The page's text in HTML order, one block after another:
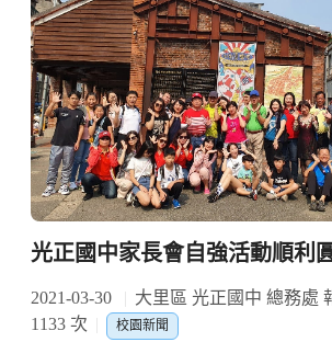
光正國中家長會自強活動順利
2021-03-30 大里區 光正國中 總務處
1133 次
校園新聞